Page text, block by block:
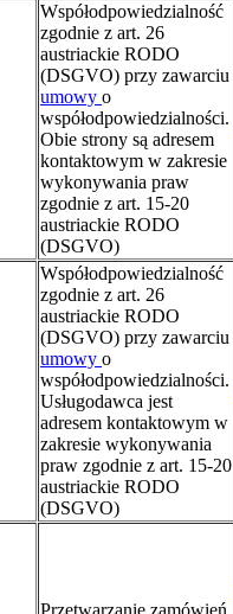
Współodpowiedzialność
zgodnie z art. 26
austriackie RODO
(DSGVO) przy zawarciu
umowy o
współodpowiedzialności.
Obie strony są adresem
kontaktowym w zakresie
wykonywania praw
zgodnie z art. 15-20
austriackie RODO
(DSGVO)
Współodpowiedzialność
zgodnie z art. 26
austriackie RODO
(DSGVO) przy zawarciu
umowy o
współodpowiedzialności.
Usługodawca jest
adresem kontaktowym w
zakresie wykonywania
praw zgodnie z art. 15-20
austriackie RODO
(DSGVO)
Przetwarzanie zamówień